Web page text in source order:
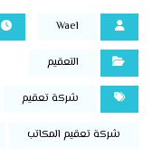
Wael
التعقيم
شركة تعقيم
شركة تعقيم المكاتب